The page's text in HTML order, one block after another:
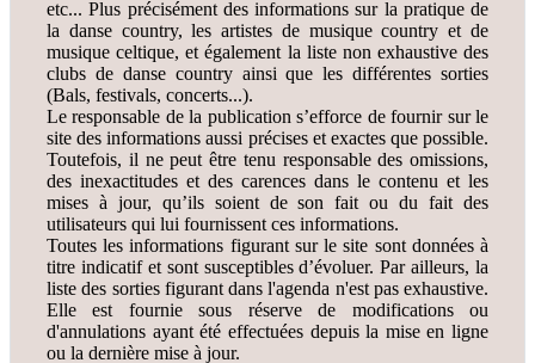
etc... Plus précisément des informations sur la pratique de
la danse country, les artistes de musique country et de
musique celtique, et également la liste non exhaustive des
clubs de danse country ainsi que les différentes sorties
(Bals, festivals, concerts...).
Le responsable de la publication s’efforce de fournir sur le
site des informations aussi précises et exactes que possible.
Toutefois, il ne peut être tenu responsable des omissions,
des inexactitudes et des carences dans le contenu et les
mises à jour, qu’ils soient de son fait ou du fait des
utilisateurs qui lui fournissent ces informations.
Toutes les informations figurant sur le site sont données à
titre indicatif et sont susceptibles d’évoluer. Par ailleurs, la
liste des sorties figurant dans l'agenda n'est pas exhaustive.
Elle est fournie sous réserve de modifications ou
d'annulations ayant été effectuées depuis la mise en ligne
ou la dernière mise à jour.